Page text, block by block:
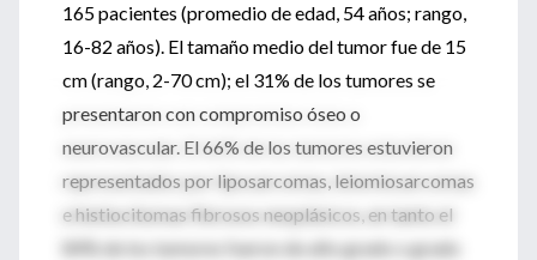
165 pacientes (promedio de edad, 54 años; rango,
16-82 años). El tamaño medio del tumor fue de 15
cm (rango, 2-70 cm); el 31% de los tumores se
presentaron con compromiso óseo o
neurovascular. El 66% de los tumores estuvieron
representados por liposarcomas, leiomiosarcomas
e histiocitomas fibrosos neoplásicos, en tanto el
84% de los tumores fueron de alto grado o grado